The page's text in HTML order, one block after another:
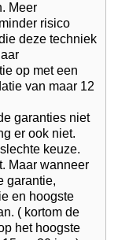
Meer
risico
deze techniek
op met een
van maar 12
garanties niet
er ook niet.
keuze.
Maar wanneer
garantie,
en hoogste
( kortom de
het hoogste